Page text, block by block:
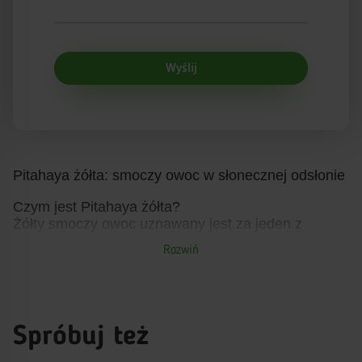
Wyślij
Pitahaya żółta: smoczy owoc w słonecznej odsłonie
Czym jest Pitahaya żółta?
Żółty smoczy owoc uznawany jest za jeden z
najbardziej wartościowych egzotycznych owoców
na świecie. Doskonale wspiera zdrowie, a także
Soczysty miąższ idealnie orzeźwia i nasyca. Żółty
smoczy owoc ceniony jest jako pełnowartościowy
Rozwiń
Spróbuj też